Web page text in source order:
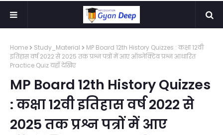
Home Study_Material
MP Board 12th History Quizzes : कक्षा 12वी
इतिहास वर्ष 2022 से 2025 तक प्रश्न पत्रों में आए ऑब्जेक्टिव प्रश्न आधारित
Practice Quiz यहाँ देखिए
MP Board 12th History Quizzes
: कक्षा 12वी इतिहास वर्ष 2022 से
2025 तक प्रश्न पत्रों में आए